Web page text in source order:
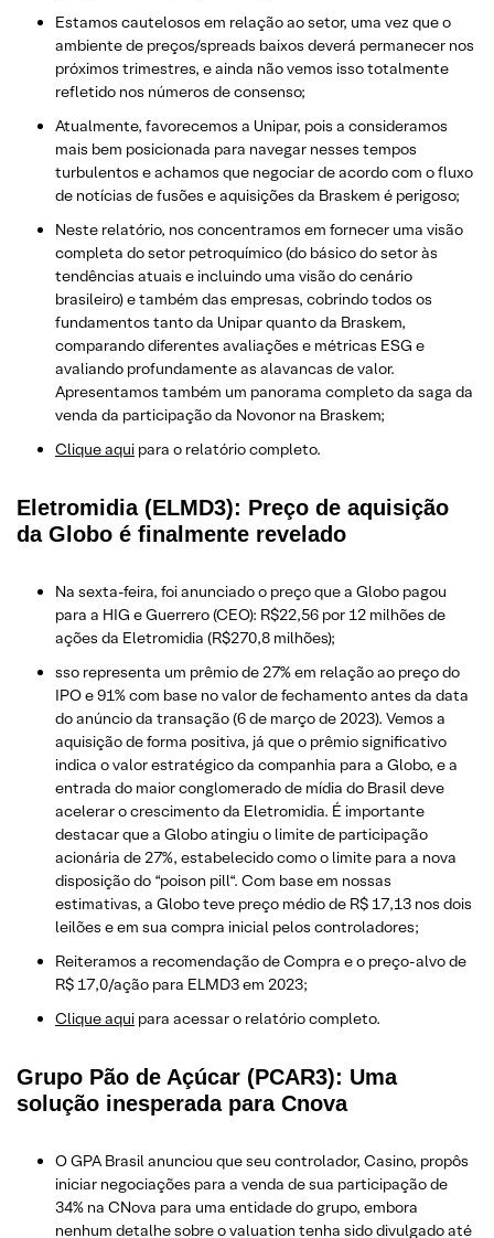
Estamos cautelosos em relação ao setor, uma vez que o
ambiente de preços/spreads baixos deverá permanecer nos
próximos trimestres, e ainda não vemos isso totalmente
refletido nos números de consenso;
Atualmente, favorecemos a Unipar, pois a consideramos
mais bem posicionada para navegar nesses tempos
turbulentos e achamos que negociar de acordo com o fluxo
de notícias de fusões e aquisições da Braskem é perigoso;
Neste relatório, nos concentramos em fornecer uma visão
completa do setor petroquímico (do básico do setor às
tendências atuais e incluindo uma visão do cenário
brasileiro) e também das empresas, cobrindo todos os
fundamentos tanto da Unipar quanto da Braskem,
comparando diferentes avaliações e métricas ESG e
avaliando profundamente as alavancas de valor.
Apresentamos também um panorama completo da saga da
venda da participação da Novonor na Braskem;
Clique aqui para o relatório completo.
Eletromidia (ELMD3): Preço de aquisição
da Globo é finalmente revelado
Na sexta-feira, foi anunciado o preço que a Globo pagou
para a HIG e Guerrero (CEO): R$22,56 por 12 milhões de
ações da Eletromidia (R$270,8 milhões);
sso representa um prêmio de 27% em relação ao preço do
IPO e 91% com base no valor de fechamento antes da data
do anúncio da transação (6 de março de 2023). Vemos a
aquisição de forma positiva, já que o prêmio significativo
indica o valor estratégico da companhia para a Globo, e a
entrada do maior conglomerado de mídia do Brasil deve
acelerar o crescimento da Eletromidia. É importante
destacar que a Globo atingiu o limite de participação
acionária de 27%, estabelecido como o limite para a nova
disposição do “poison pill“. Com base em nossas
estimativas, a Globo teve preço médio de R$ 17,13 nos dois
leilões e em sua compra inicial pelos controladores;
Reiteramos a recomendação de Compra e o preço-alvo de
R$ 17,0/ação para ELMD3 em 2023;
Clique aqui para acessar o relatório completo.
Grupo Pão de Açúcar (PCAR3): Uma
solução inesperada para Cnova
O GPA Brasil anunciou que seu controlador, Casino, propôs
iniciar negociações para a venda de sua participação de
34% na CNova para uma entidade do grupo, embora
nenhum detalhe sobre o valuation tenha sido divulgado até